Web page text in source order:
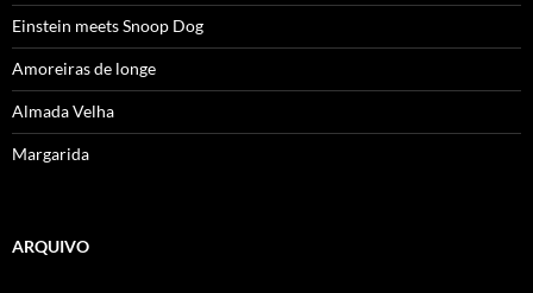
Einstein meets Snoop Dog
Amoreiras de longe
Almada Velha
Margarida
ARQUIVO